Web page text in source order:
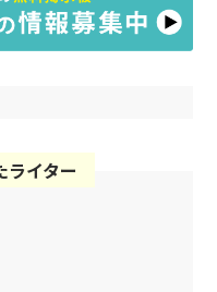
ライター